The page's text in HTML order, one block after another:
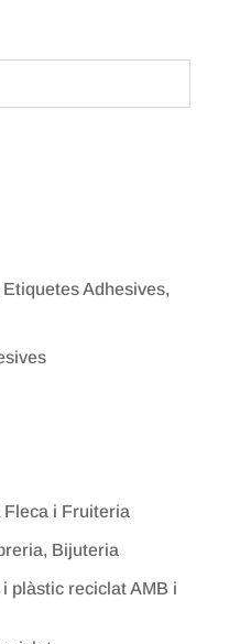
Adhesives,
Fleca i Fruiteria
Bijuteria
plàstic reciclat AMB i